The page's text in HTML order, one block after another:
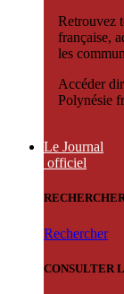
Retrouvez
française,
les
Accéder
Polynésie
Le Journal
officiel
Rechercher
CONSULTER